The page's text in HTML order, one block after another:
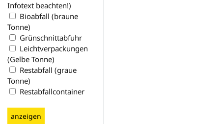
Infotext beachten!)
Bioabfall (braune
Tonne)
Grünschnittabfuhr
Leichtverpackungen
(Gelbe Tonne)
Restabfall (graue
Tonne)
Restabfallcontainer
anzeigen